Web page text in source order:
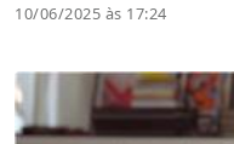
10/06/2025 às 17:24